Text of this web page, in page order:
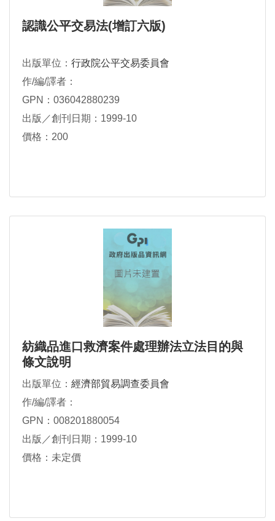
認識公平交易法(增訂六版)
出版單位： 行政院公平交易委員會
作/編/譯者：
GPN：036042880239
出版／創刊日期：1999-10
價格：200
紡織品進口救濟案件處理辦法立法目的與
條文說明
出版單位： 經濟部貿易調查委員會
作/編/譯者：
GPN：008201880054
出版／創刊日期：1999-10
價格：未定價